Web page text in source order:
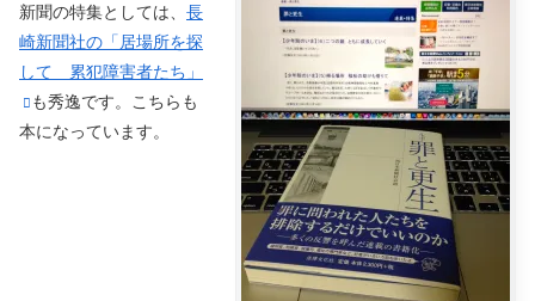
新聞の特集としては、 長
崎新聞社の「居場所を探
して 累犯障害者たち」
も秀逸です。こちらも
本になっています。